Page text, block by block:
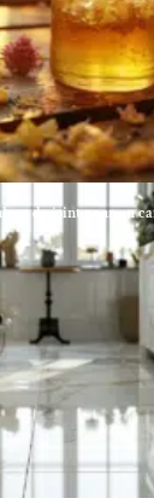
de joint pour un